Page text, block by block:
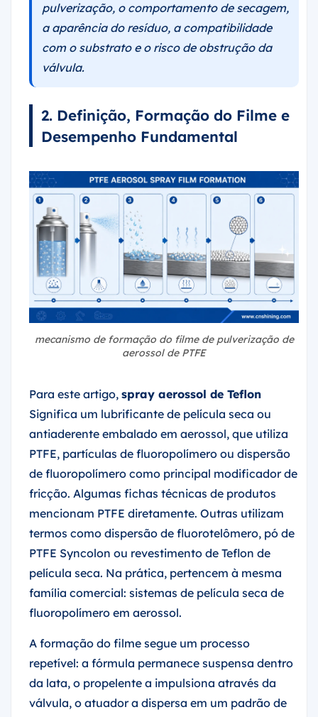
pulverização, o comportamento de secagem,
a aparência do resíduo, a compatibilidade
com o substrato e o risco de obstrução da
válvula.
2. Definição, Formação do Filme e
Desempenho Fundamental
mecanismo de formação do filme de pulverização de
aerossol de PTFE
Para este artigo, spray aerossol de Teflon
Significa um lubrificante de película seca ou
antiaderente embalado em aerossol, que utiliza
PTFE, partículas de fluoropolímero ou dispersão
de fluoropolímero como principal modificador de
fricção. Algumas fichas técnicas de produtos
mencionam PTFE diretamente. Outras utilizam
termos como dispersão de fluorotelômero, pó de
PTFE Syncolon ou revestimento de Teflon de
película seca. Na prática, pertencem à mesma
família comercial: sistemas de película seca de
fluoropolímero em aerossol.
A formação do filme segue um processo
repetível: a fórmula permanece suspensa dentro
da lata, o propelente a impulsiona através da
válvula, o atuador a dispersa em um padrão de